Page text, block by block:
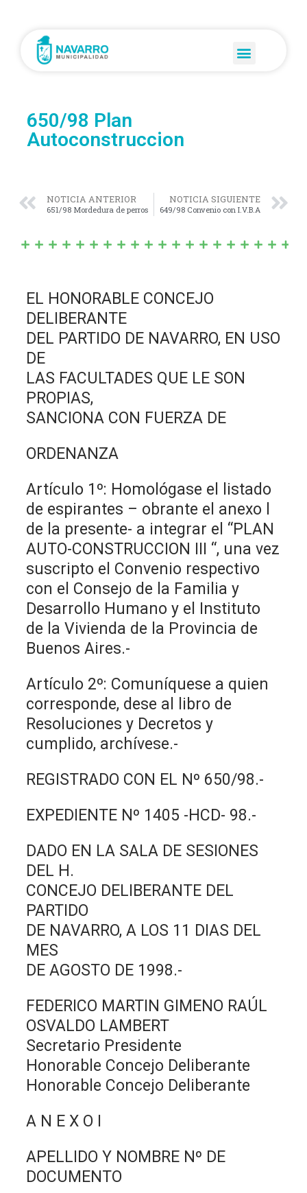
650/98 Plan
Autoconstruccion
NOTICIA ANTERIOR
651/98 Mordedura de perros
NOTICIA SIGUIENTE
649/98 Convenio con I.V.B.A
EL HONORABLE CONCEJO
DELIBERANTE
DEL PARTIDO DE NAVARRO, EN USO
DE
LAS FACULTADES QUE LE SON
PROPIAS,
SANCIONA CON FUERZA DE
ORDENANZA
Artículo 1º: Homológase el listado
de espirantes – obrante el anexo l
de la presente- a integrar el “PLAN
AUTO-CONSTRUCCION III “, una vez
suscripto el Convenio respectivo
con el Consejo de la Familia y
Desarrollo Humano y el Instituto
de la Vivienda de la Provincia de
Buenos Aires.-
Artículo 2º: Comuníquese a quien
corresponde, dese al libro de
Resoluciones y Decretos y
cumplido, archívese.-
REGISTRADO CON EL Nº 650/98.-
EXPEDIENTE Nº 1405 -HCD- 98.-
DADO EN LA SALA DE SESIONES
DEL H.
CONCEJO DELIBERANTE DEL
PARTIDO
DE NAVARRO, A LOS 11 DIAS DEL
MES
DE AGOSTO DE 1998.-
FEDERICO MARTIN GIMENO RAÚL
OSVALDO LAMBERT
Secretario Presidente
Honorable Concejo Deliberante
Honorable Concejo Deliberante
A N E X O I
APELLIDO Y NOMBRE Nº DE
DOCUMENTO